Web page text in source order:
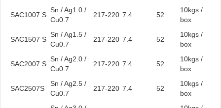
SAC1007 S
Sn / Ag1.0 /
Cu0.7
217-220 7.4 52
10kgs /
box
SAC1507 S
Sn / Ag1.5 /
Cu0.7
217-220 7.4 52
10kgs /
box
SAC2007 S
Sn / Ag2.0 /
Cu0.7
217-220 7.4 52
10kgs /
box
SAC2507S
Sn / Ag2.5 /
Cu0.7
217-220 7.4 52
10kgs /
box